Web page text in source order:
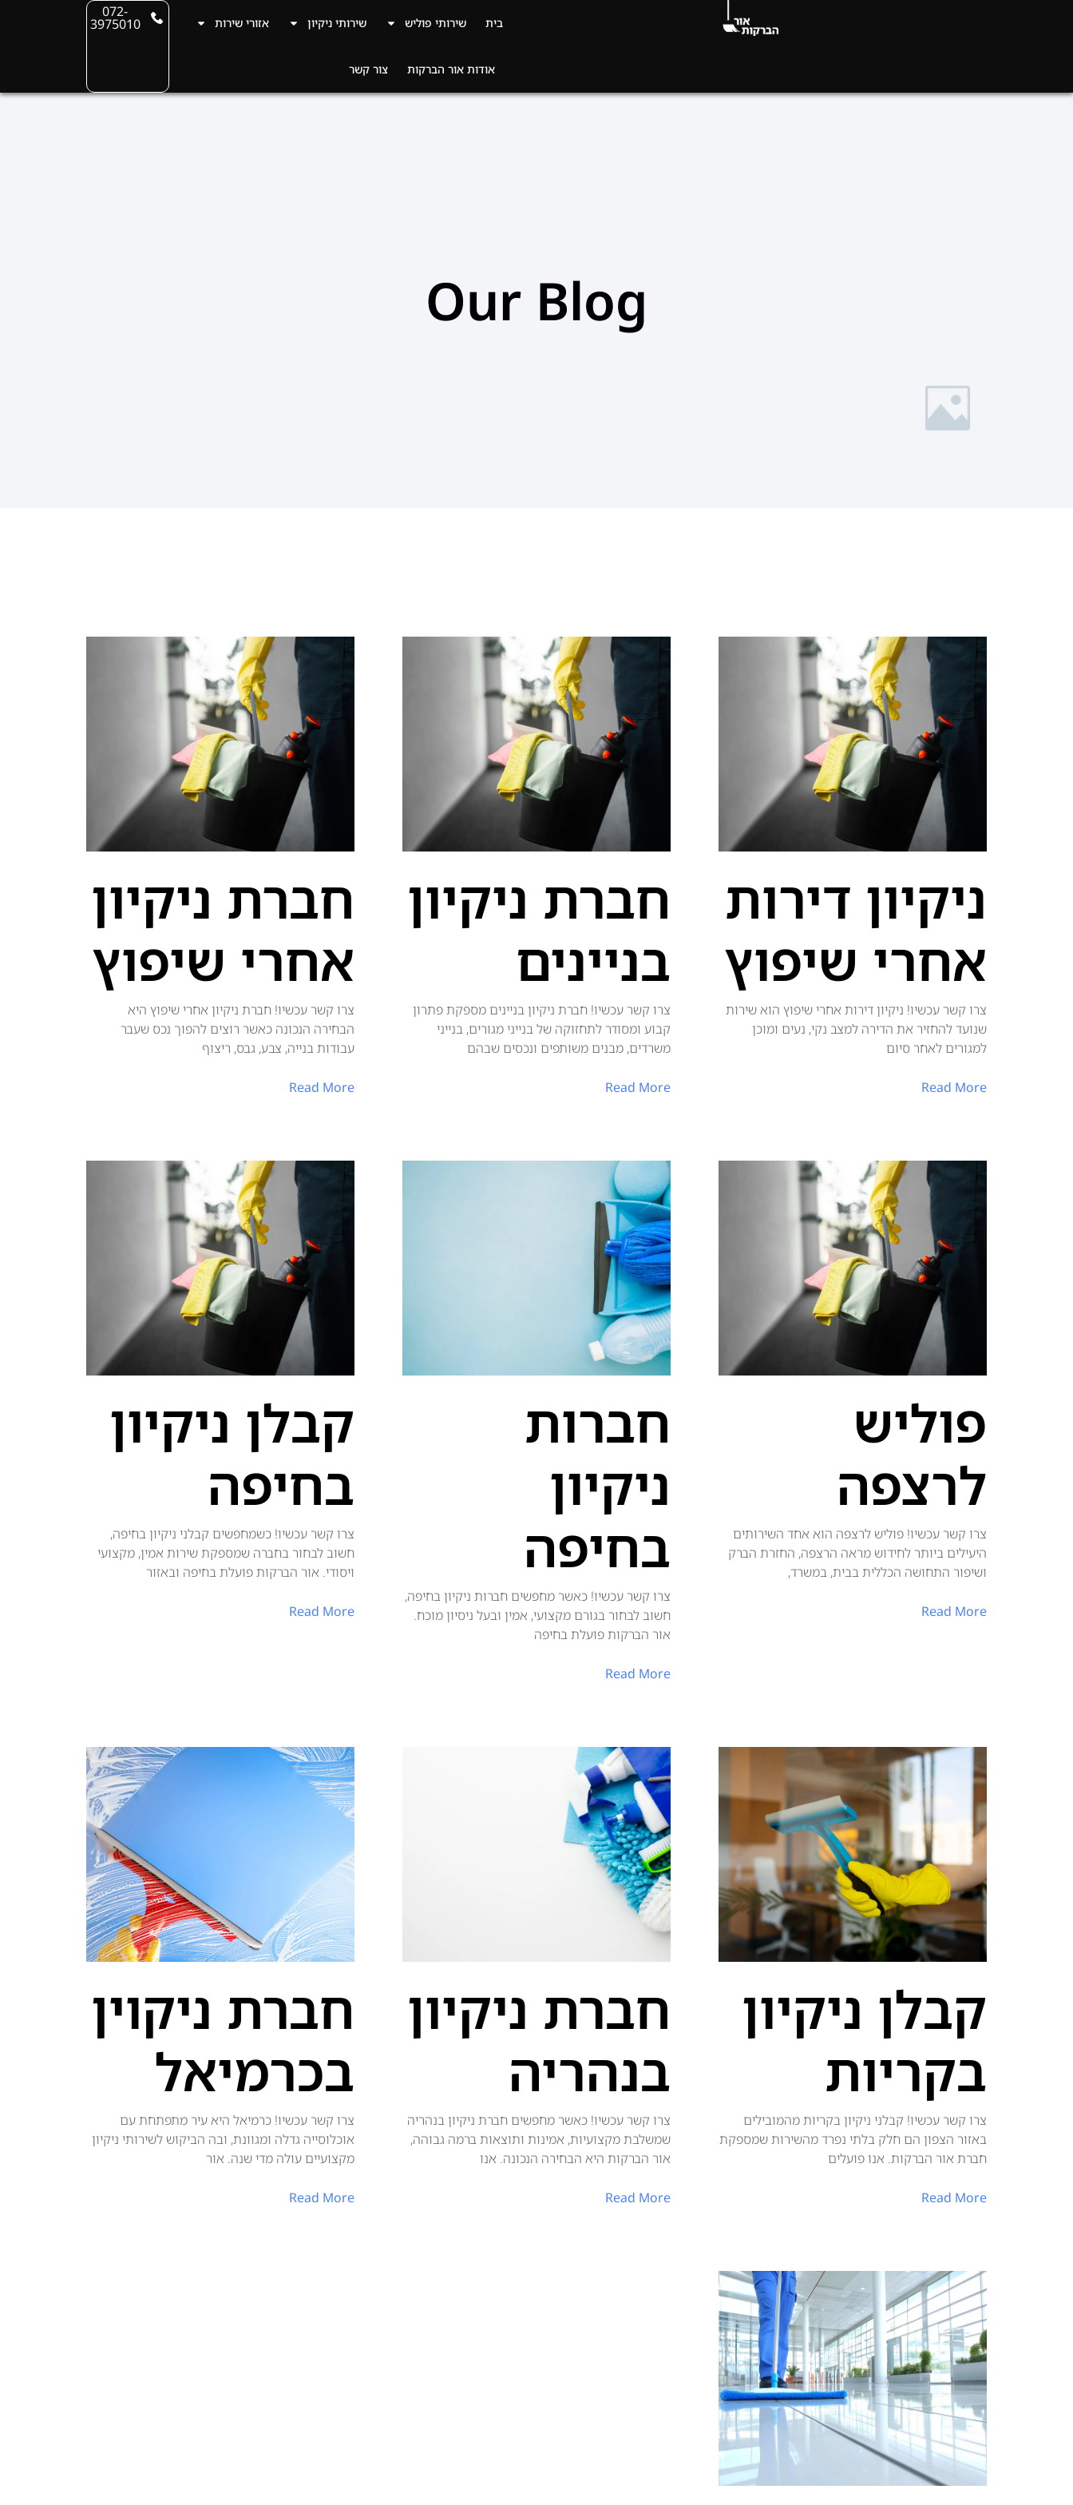
בית שירותי פוליש שירותי ניקיון אזורי שירות
אודות אור הברקות צור קשר
072-
3975010
Our Blog
ניקיון דירות
אחרי שיפוץ
צרו קשר עכשיו! ניקיון דירות אחרי שיפוץ הוא שירות
שנועד להחזיר את הדירה למצב נקי, נעים ומוכן
למגורים לאחר סיום
Read More
חברת ניקיון
בניינים
צרו קשר עכשיו! חברת ניקיון בניינים מספקת פתרון
קבוע ומסודר לתחזוקה של בנייני מגורים, בנייני
משרדים, מבנים משותפים ונכסים שבהם
Read More
חברת ניקיון
אחרי שיפוץ
צרו קשר עכשיו! חברת ניקיון אחרי שיפוץ היא
הבחירה הנכונה כאשר רוצים להפוך נכס שעבר
עבודות בנייה, צבע, גבס, ריצוף
Read More
פוליש
לרצפה
צרו קשר עכשיו! פוליש לרצפה הוא אחד השירותים
היעילים ביותר לחידוש מראה הרצפה, החזרת הברק
ושיפור התחושה הכללית בבית, במשרד,
Read More
חברות
ניקיון
בחיפה
צרו קשר עכשיו! כאשר מחפשים חברות ניקיון בחיפה,
חשוב לבחור בגורם מקצועי, אמין ובעל ניסיון מוכח.
אור הברקות פועלת בחיפה
Read More
קבלן ניקיון
בחיפה
צרו קשר עכשיו! כשמחפשים קבלני ניקיון בחיפה,
חשוב לבחור בחברה שמספקת שירות אמין, מקצועי
ויסודי. אור הברקות פועלת בחיפה ובאזור
Read More
קבלן ניקיון
בקריות
צרו קשר עכשיו! קבלני ניקיון בקריות מהמובילים
באזור הצפון הם חלק בלתי נפרד מהשירות שמספקת
חברת אור הברקות. אנו פועלים
Read More
חברת ניקיון
בנהריה
צרו קשר עכשיו! כאשר מחפשים חברת ניקיון בנהריה
שמשלבת מקצועיות, אמינות ותוצאות ברמה גבוהה,
אור הברקות היא הבחירה הנכונה. אנו
Read More
חברת ניקוין
בכרמיאל
צרו קשר עכשיו! כרמיאל היא עיר מתפתחת עם
אוכלוסייה גדלה ומגוונת, ובה הביקוש לשירותי ניקיון
מקצועיים עולה מדי שנה. אור
Read More